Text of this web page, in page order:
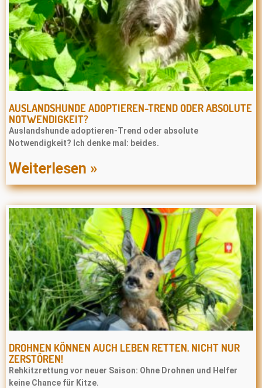
AUSLANDSHUNDE ADOPTIEREN-TREND ODER ABSOLUTE
NOTWENDIGKEIT?
Auslandshunde adoptieren-Trend oder absolute
Notwendigkeit? Ich denke mal: beides.
Weiterlesen »
DROHNEN KÖNNEN AUCH LEBEN RETTEN. NICHT NUR
ZERSTÖREN!
Rehkitzrettung vor neuer Saison: Ohne Drohnen und Helfer
keine Chance für Kitze.